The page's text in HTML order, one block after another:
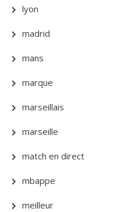
lyon
madrid
mans
marque
marseillais
marseille
match en direct
mbappe
meilleur